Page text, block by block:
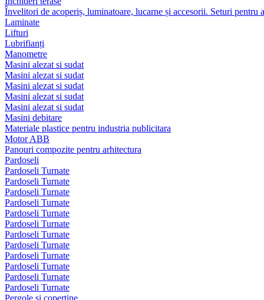
Învelitori de acoperiș, luminatoare, lucarne și accesorii. Seturi pentru
Laminate
Lifturi
Lubrifianți
Manometre
Masini alezat si sudat
Masini alezat si sudat
Masini alezat si sudat
Masini alezat si sudat
Masini alezat si sudat
Masini debitare
Materiale plastice pentru industria publicitara
Motor ABB
Panouri compozite pentru arhitectura
Pardoseli
Pardoseli Turnate
Pardoseli Turnate
Pardoseli Turnate
Pardoseli Turnate
Pardoseli Turnate
Pardoseli Turnate
Pardoseli Turnate
Pardoseli Turnate
Pardoseli Turnate
Pardoseli Turnate
Pardoseli Turnate
Pardoseli Turnate
Pergole și copertine